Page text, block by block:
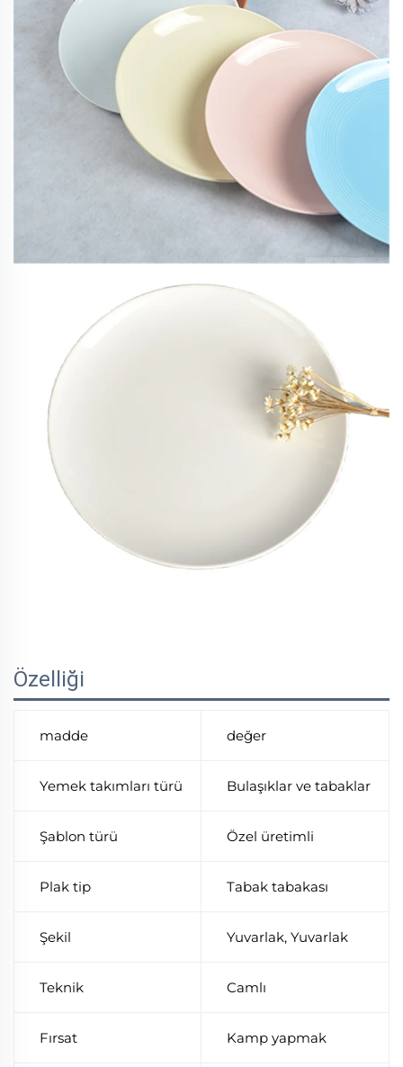
Özelliği
madde değer
Yemek takımları türü Bulaşıklar ve tabaklar
Şablon türü Özel üretimli
Plak tip Tabak tabakası
Şekil Yuvarlak, Yuvarlak
Teknik Camlı
Fırsat Kamp yapmak